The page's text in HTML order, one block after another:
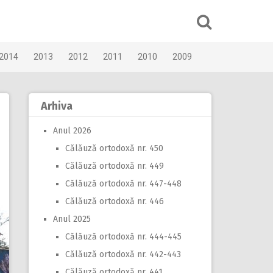
2013 2012 2011 2010 2009
Arhiva
Anul 2026
Călăuză ortodoxă nr. 450
Călăuză ortodoxă nr. 449
Călăuză ortodoxă nr. 447-448
Călăuză ortodoxă nr. 446
Anul 2025
Călăuză ortodoxă nr. 444-445
Călăuză ortodoxă nr. 442-443